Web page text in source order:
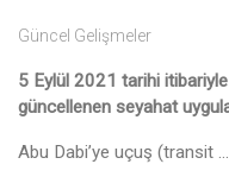
Güncel Gelişmeler
5 Eylül 2021 tarihi
güncellenen seyahat
Abu Dabi’ye uçuş (transit ...